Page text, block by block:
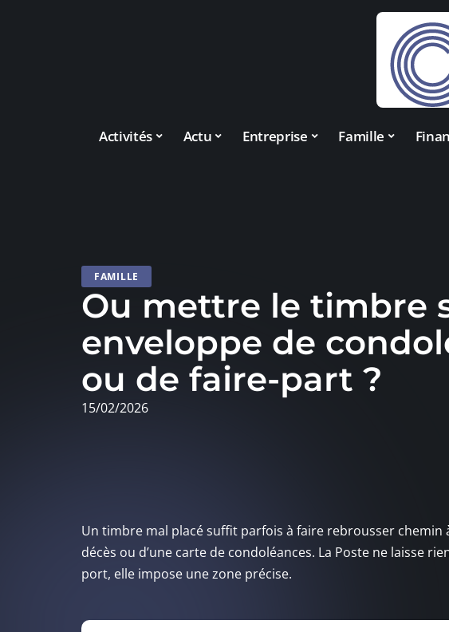
Activités Actu Entreprise Famille
FAMILLE
Ou mettre le timbre
enveloppe de
ou de faire-part ?
15/02/2026
Un timbre mal placé suffit parfois à faire rebrousser chemin
décès ou d’une carte de condoléances. La Poste ne laisse
port, elle impose une zone précise.